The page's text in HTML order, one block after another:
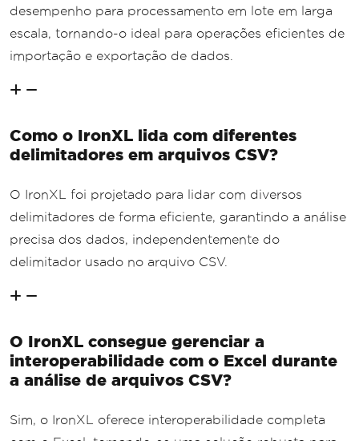
desempenho para processamento em lote em larga
escala, tornando-o ideal para operações eficientes de
importação e exportação de dados.
Como o IronXL lida com diferentes
delimitadores em arquivos CSV?
O IronXL foi projetado para lidar com diversos
delimitadores de forma eficiente, garantindo a análise
precisa dos dados, independentemente do
delimitador usado no arquivo CSV.
O IronXL consegue gerenciar a
interoperabilidade com o Excel durante
a análise de arquivos CSV?
Sim, o IronXL oferece interoperabilidade completa